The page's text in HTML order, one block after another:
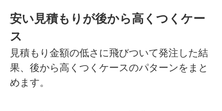
安い見積もりが後から高くつくケー
ス
見積もり金額の低さに飛びついて発注した結
果、後から高くつくケースのパターンをまと
めます。